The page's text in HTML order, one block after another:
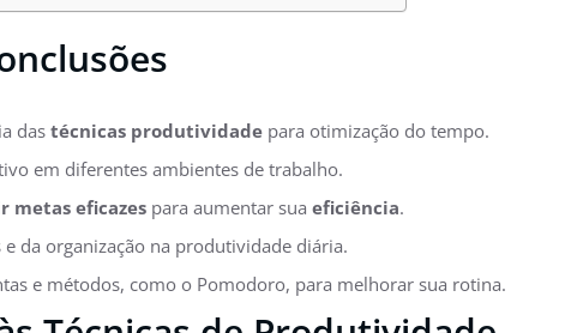
das técnicas produtividade para otimização do tempo.
em diferentes ambientes de trabalho.
metas eficazes para aumentar sua eficiência.
e da organização na produtividade diária.
e métodos, como o Pomodoro, para melhorar sua rotina.